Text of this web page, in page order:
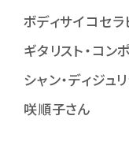
ボディサイコセラ
ギタリスト・コン
シャン・ディジ
咲順子さん